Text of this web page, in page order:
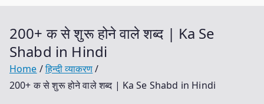
200+ क से शुरू होने वाले शब्द | Ka Se
Shabd in Hindi
Home
हिन्दी व्याकरण
200+ क से शुरू होने वाले शब्द | Ka Se Shabd in Hindi